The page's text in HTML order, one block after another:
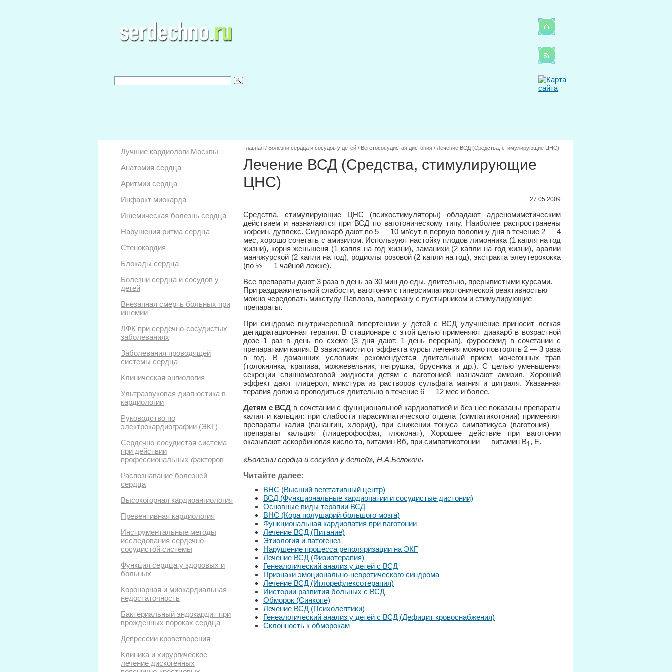
Лучшие кардиологи Москвы
Анатомия сердца
Аритмии сердца
Инфаркт миокарда
Ишемическая болезнь сердца
Нарушения ритма сердца
Стенокардия
Блокады сердца
Болезни сердца и сосудов у
детей
Внезапная смерть больных при
ишемии
ЛФК при сердечно-сосудистых
заболеваниях
Заболевания проводящей
системы сердца
Клиническая ангиология
Ультразвуковая диагностика в
кардиологии
Руководство по
электрокардиографии (ЭКГ)
Сердечно-сосудистая система
при действии
профессиональных факторов
Распознавание болезней
сердца
Высокогорная кардиоангиология
Превентивная кардиология
Инструментальные методы
исследования сердечно-
сосудистой системы
Функция сердца у здоровых и
больных
Коронарная и миокардиальная
недостаточность
Бактериальный эндокардит при
врожденных пороках сердца
Депрессии кроветворения
Клиника и хирургическое
лечение дискогенных
Главная / Болезни сердца и сосудов у детей / Вегетососудистая дистония / Лечение ВСД (Средства, стимулирующие ЦНС)
Лечение ВСД (Средства, стимулирующие
ЦНС)
27.05.2009
Средства, стимулирующие ЦНС (психостимуляторы) обладают адреномиметическим
действием и назначаются при ВСД по ваготоническому типу. Наиболее распространены
кофеин, дуплекс. Сиднокарб дают по 5 — 10 мг/сут в первую половину дня в течение 2 — 4
мес, хорошо сочетать с амизилом. Используют настойку плодов лимонника (1 капля на год
жизни), корня женьшеня (1 капля на год жизни), заманихи (2 капли на год жизни), аралии
манчжурской (2 капли на год), родиолы розовой (2 капли на год), экстракта элеутерококка
(по ½ — 1 чайной ложке).
Все препараты дают 3 раза в день за 30 мин до еды, длительно, прерывистыми курсами.
При раздражительной слабости, ваготонии с гиперсимпатикотонической реактивностью
можно чередовать микстуру Павлова, валериану с пустырником и стимулирующие
препараты.
При синдроме внутричерепной гипертензии у детей с ВСД улучшение приносит легкая
дегидратационная терапия. В стационаре с этой целью применяют диакарб в возрастной
дозе 1 раз в день по схеме (3 дня дают, 1 день перерыв), фуросемид в сочетании с
препаратами калия. В зависимости от эффекта курсы лечения можно повторять 2 — 3 раза
в год. В домашних условиях рекомендуется длительный прием мочегонных трав
(толокнянка, крапива, можжевельник, петрушка, брусника и др.). С целью уменьшения
секреции спинномозговой жидкости детям с ваготонией назначают амизил. Хороший
эффект дают глицерол, микстура из растворов сульфата магния и цитраля. Указанная
терапия должна проводиться длительно в течение 6 — 12 мес и более.
Детям с ВСД в сочетании с функциональной кардиопатией и без нее показаны препараты
калия и кальция: при слабости парасимпатического отдела (симпатикотонии) применяют
препараты калия (панангин, хлорид), при снижении тонуса симпатикуса (ваготония) —
препараты кальция (глицерофосфат, глюконат), Хорошее действие при ваготонии
оказывают аскорбиновая кисло та, витамин Вб, при симпатикотонии — витамин B1 , E.
«Болезни сердца и сосудов у детей», Н.А.Белоконь
Читайте далее:
ВНС (Высший вегетативный центр)
ВСД (Функциональные кардиопатии и сосудистые дистонии)
Основные виды терапии ВСД
ВНС (Кора полушарий большого мозга)
Функциональная кардиопатия при ваготонии
Лечение ВСД (Питание)
Этиология и патогенез
Нарушение процесса реполяризации на ЭКГ
Лечение ВСД (Физиотерапия)
Генеалогический анализ у детей с ВСД
Признаки эмоционально-невротического синдрома
Лечение ВСД (Иглорефлексотерапия)
Иистории развития больных с ВСД
Обморок (Синкопе)
Лечение ВСД (Психолептики)
Генеалогический анализ у детей с ВСД (Дефицит кровоснабжения)
Склонность к обморокам